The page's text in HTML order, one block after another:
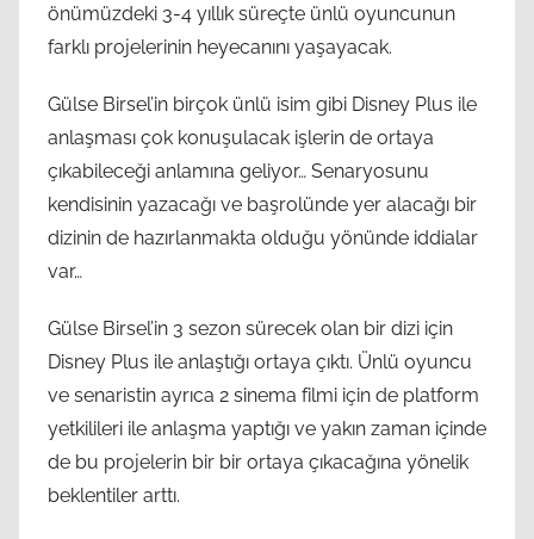
önümüzdeki 3-4 yıllık süreçte ünlü oyuncunun
farklı projelerinin heyecanını yaşayacak.
Gülse Birsel’in birçok ünlü isim gibi Disney Plus ile
anlaşması çok konuşulacak işlerin de ortaya
çıkabileceği anlamına geliyor… Senaryosunu
kendisinin yazacağı ve başrolünde yer alacağı bir
dizinin de hazırlanmakta olduğu yönünde iddialar
var…
Gülse Birsel’in 3 sezon sürecek olan bir dizi için
Disney Plus ile anlaştığı ortaya çıktı. Ünlü oyuncu
ve senaristin ayrıca 2 sinema filmi için de platform
yetkilileri ile anlaşma yaptığı ve yakın zaman içinde
de bu projelerin bir bir ortaya çıkacağına yönelik
beklentiler arttı.